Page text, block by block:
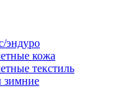
эндуро
кожа
текстиль
зимние